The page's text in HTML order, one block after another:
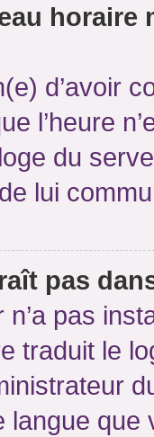
horaire
d’avoir
l’heure
du
lui
pas
n’a pas
traduit le
langue